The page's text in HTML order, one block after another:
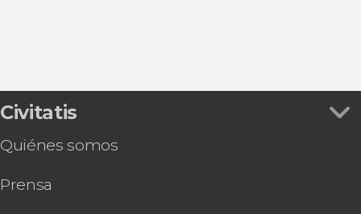
Civitatis
Quiénes somos
Prensa